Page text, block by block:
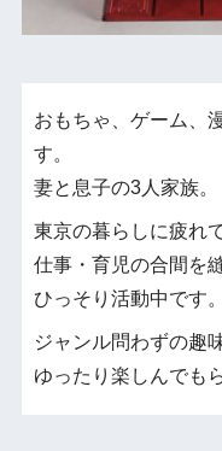
おもちゃ、ゲーム、
す。
妻と息子の3人家族。
東京の暮らしに疲れ
仕事・育児の合間を
ひっそり活動中です。
ジャンル問わずの趣
ゆったり楽しんでも